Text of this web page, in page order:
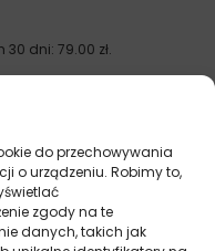
do przechowywania
o urządzeniu. Robimy to,
zgody na te
danych, takich jak
30 dni: 79.00 zł.